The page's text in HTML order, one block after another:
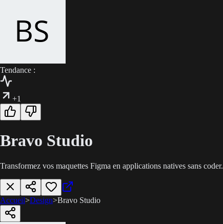
Tendance :
+1
Bravo Studio
Transformez vos maquettes Figma en applications natives sans coder.
Accueil>Design>Bravo Studio